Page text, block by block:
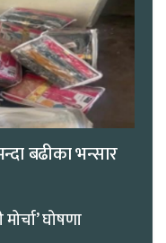
बढीका भन्सार
घोषणा